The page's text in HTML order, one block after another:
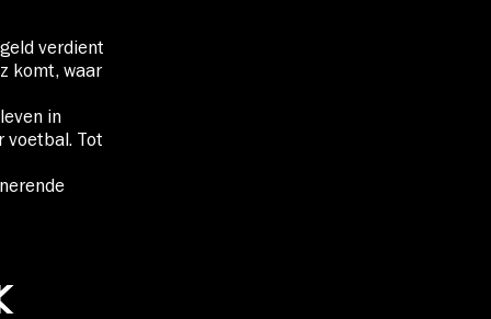
verdient
komt, waar
in
voetbal. Tot